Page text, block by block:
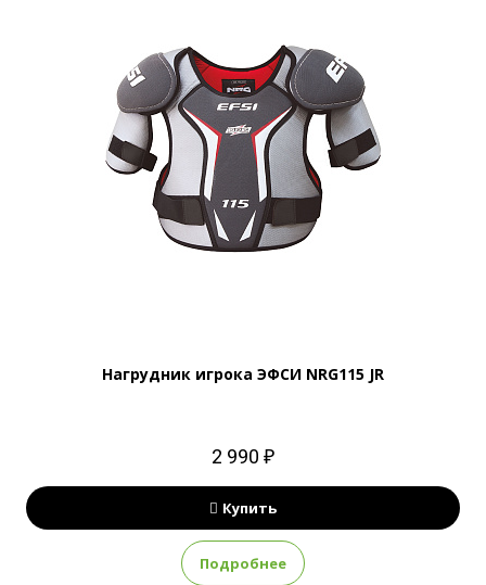
Нагрудник игрока ЭФСИ NRG115 JR
2 990 ₽
Купить
Подробнее